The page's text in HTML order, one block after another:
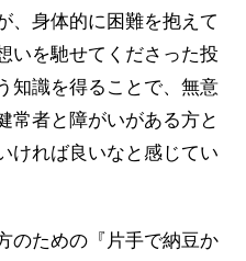
、身体的に困難を抱えて
いを馳せてくださった投
知識を得ることで、無意
常者と障がいがある方と
ければ良いなと感じてい
のための『片手で納豆か